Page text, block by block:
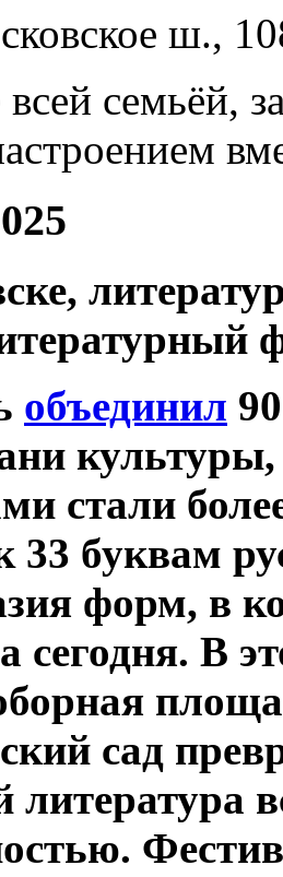
ш.,
семьёй,
объединил
стали
33 буквам
форм, в
сегодня. В
сад
литература